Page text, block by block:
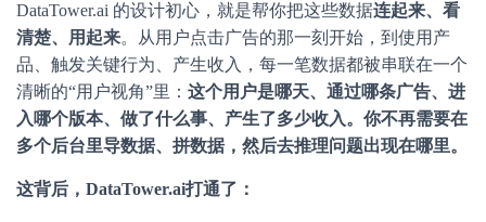
DataTower.ai 的设计初心，就是帮你把这些数据连起来、看
清楚、用起来。从用户点击广告的那一刻开始，到使用产
品、触发关键行为、产生收入，每一笔数据都被串联在一个
清晰的“用户视角”里： 这个用户是哪天、通过哪条广告、进
入哪个版本、做了什么事、产生了多少收入。 你不再需要在
多个后台里导数据、拼数据，然后去推理问题出现在哪里。
这背后， DataTower.ai打通了：